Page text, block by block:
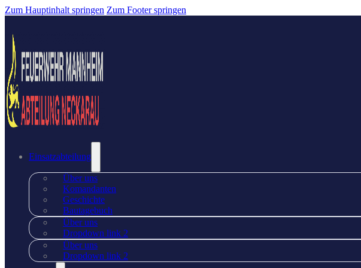
Zum Hauptinhalt springen Zum Footer springen
Einsatzabteilung
Über uns
Komandanten
Geschichte
Bautagebuch
Über uns
Dropdown link 2
Über uns
Dropdown link 2